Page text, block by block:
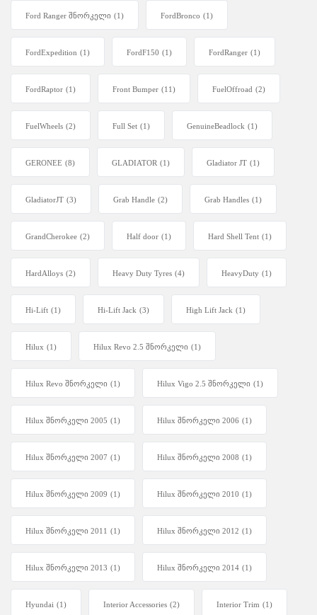
Ford Ranger შნორკელი (1) FordBronco (1)
FordExpedition (1) FordF150 (1) FordRanger (1)
FordRaptor (1) Front Bumper (11) FuelOffroad (2)
FuelWheels (2) Full Set (1) GenuineBeadlock (1)
GERONEE (8) GLADIATOR (1) Gladiator JT (1)
GladiatorJT (3) Grab Handle (2) Grab Handles (1)
GrandCherokee (2) Half door (1) Hard Shell Tent (1)
HardAlloys (2) Heavy Duty Tyres (4) HeavyDuty (1)
Hi-Lift (1) Hi-Lift Jack (3) High Lift Jack (1)
Hilux (1) Hilux Revo 2.5 შნორკელი (1)
Hilux Revo შნორკელი (1) Hilux Vigo 2.5 შნორკელი (1)
Hilux შნორკელი 2005 (1) Hilux შნორკელი 2006 (1)
Hilux შნორკელი 2007 (1) Hilux შნორკელი 2008 (1)
Hilux შნორკელი 2009 (1) Hilux შნორკელი 2010 (1)
Hilux შნორკელი 2011 (1) Hilux შნორკელი 2012 (1)
Hilux შნორკელი 2013 (1) Hilux შნორკელი 2014 (1)
Hyundai (1) Interior Accessories (2) Interior Trim (1)